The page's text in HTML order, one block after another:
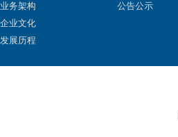
业务架构
企业文化
发展历程
公告公示